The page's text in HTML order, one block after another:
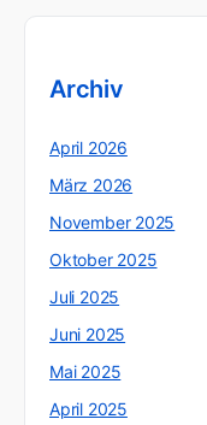
Archiv
April 2026
März 2026
November 2025
Oktober 2025
Juli 2025
Juni 2025
Mai 2025
April 2025